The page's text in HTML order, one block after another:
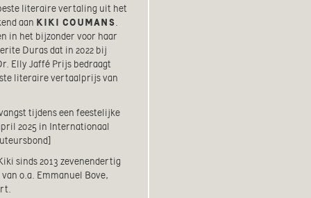
literaire vertaling uit het
aan KIKI COUMANS.
in het bijzonder voor haar
Duras dat in 2022 bij
Elly Jaffé Prijs bedraagt
literaire vertaalprijs van
tijdens een feestelijke
2025 in Internationaal
sinds 2013 zevenendertig
o.a. Emmanuel Bove,